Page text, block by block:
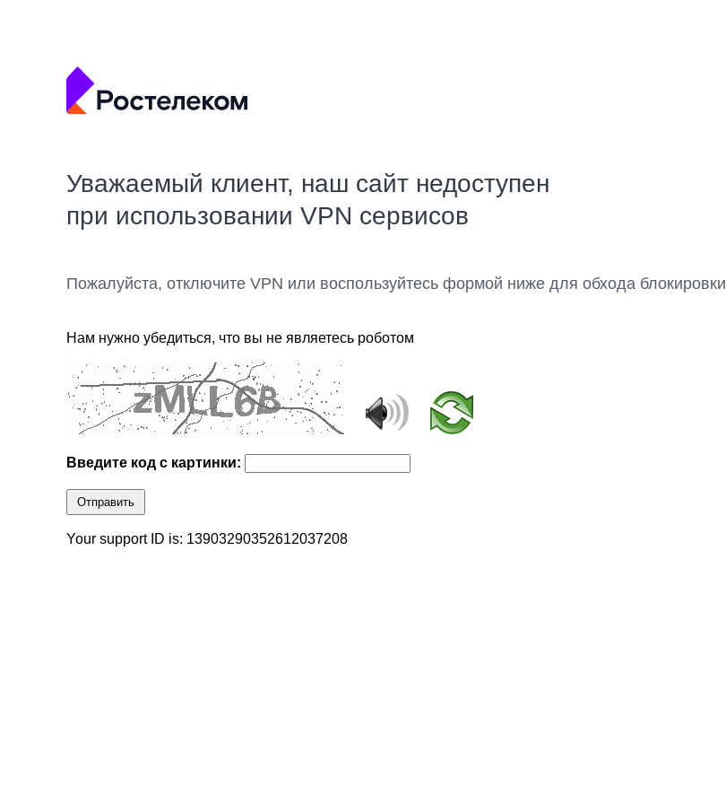
Уважаемый клиент, наш сайт недоступен
при использовании VPN сервисов
Пожалуйста, отключите VPN или воспользуйтесь формой ниже для обхода блокировки
Нам нужно убедиться, что вы не являетесь роботом
Введите код с картинки:
Отправить
Your support ID is: 13903290352612037208